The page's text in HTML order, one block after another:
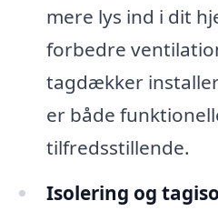
mere lys ind i dit
forbedre
tagdækker
er både
tilfredsstillende.
Isolering og